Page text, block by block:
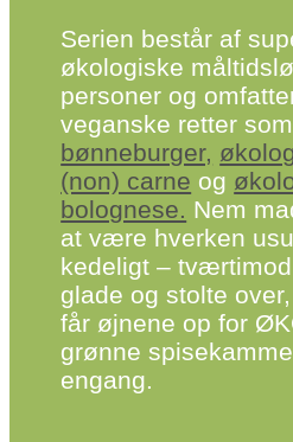
Serien består af
økologiske
personer og
veganske retter
bønne­burger,
(non) carne og
bolognese.
Nem
at være hverken
kedeligt –
glade og stolte
får øjnene op for
grønne
engang.